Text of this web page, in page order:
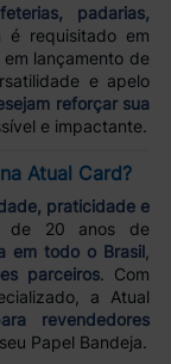
padarias,
é requisitado em
lançamento de
e apelo
reforçar sua
e impactante.
Atual Card?
praticidade e
de 20 anos de
em todo o Brasil,
parceiros. Com
a Atual
revendedores
Papel Bandeja.